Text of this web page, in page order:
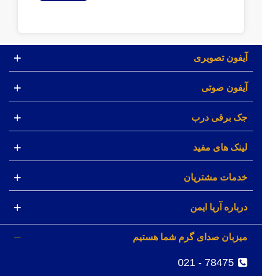
آیفون تصویری
آیفون صوتی
جک برقی درب
لینک های مفید
خدمات مشتریان
درباره آریا ایمن
میزبان صدای گرم شما هستیم
78475 - 021